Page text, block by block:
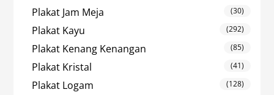
Plakat Jam Meja
(30)
Plakat Kayu (292)
Plakat Kenang Kenangan (85)
Plakat Kristal (41)
Plakat Logam (128)